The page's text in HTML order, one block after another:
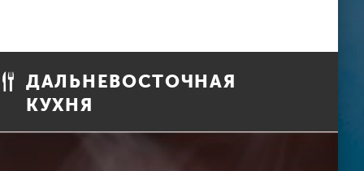
ДАЛЬНЕВОСТОЧНАЯ
КУХНЯ